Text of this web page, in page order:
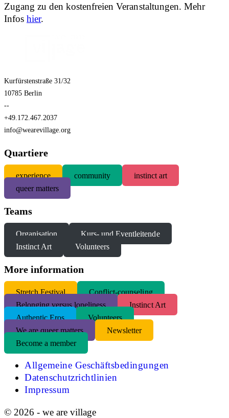
Zugang zu den kostenfreien Veranstaltungen. Mehr
Infoshier.
Kurfürstenstraße 31/32
10785 Berlin
--
+49.172.467.2037
info@wearevillage.org
Quartiere
experience community
instinct art
queer matters
Teams
Organisation
Kurs- und Eventleitende
Instinct Art
Volunteers
More information
Stretch Festival
Conflict-counseling
Belonging versus loneliness
Instinct Art
Authentic Eros
Volunteers
We are queer matters
Newsletter
Become a member
Allgemeine Geschäftsbedingungen
Datenschutzrichtlinien
Impressum
© 2026 - we are village